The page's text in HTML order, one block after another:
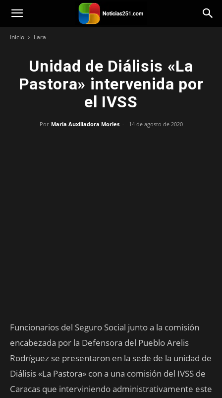
Noticias251
Inicio Lara
Unidad de Diálisis «La
Pastora» intervenida por
el IVSS
Por María Auxiliadora Morles - 14 de agosto de 2020
Funcionarios del Seguro Social junto a la comisión
encabezada por la Defensora del Pueblo Arelis
Rodríguez se presentaron en la sede de la unidad de
Diálisis «La Pastora» con a una comisión del IVSS de
Caracas que interviniendo administrativamente este